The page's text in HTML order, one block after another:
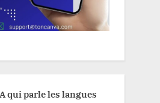
qui parle les langues